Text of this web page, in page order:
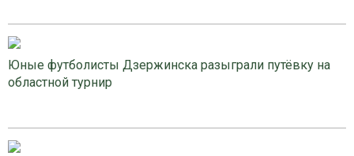
Юные футболисты Дзержинска разыграли путёвку на
областной турнир